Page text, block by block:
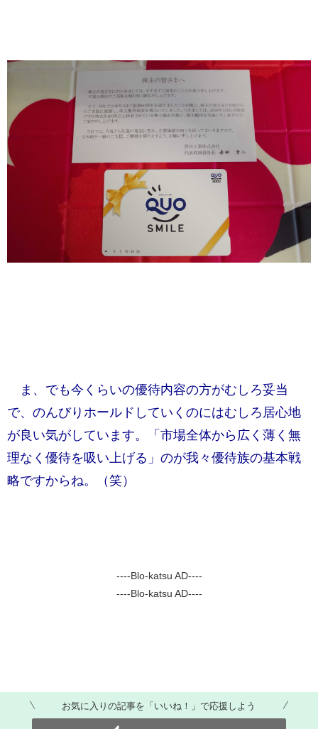
ま、でも今くらいの優待内容の方がむしろ妥当
で、のんびりホールドしていくのにはむしろ居心地
が良い気がしています。「市場全体から広く薄く無
理なく優待を吸い上げる」のが我々優待族の基本戦
略ですからね。（笑）
----Blo-katsu AD----
----Blo-katsu AD----
お気に入りの記事を「いいね！」で応援しよう